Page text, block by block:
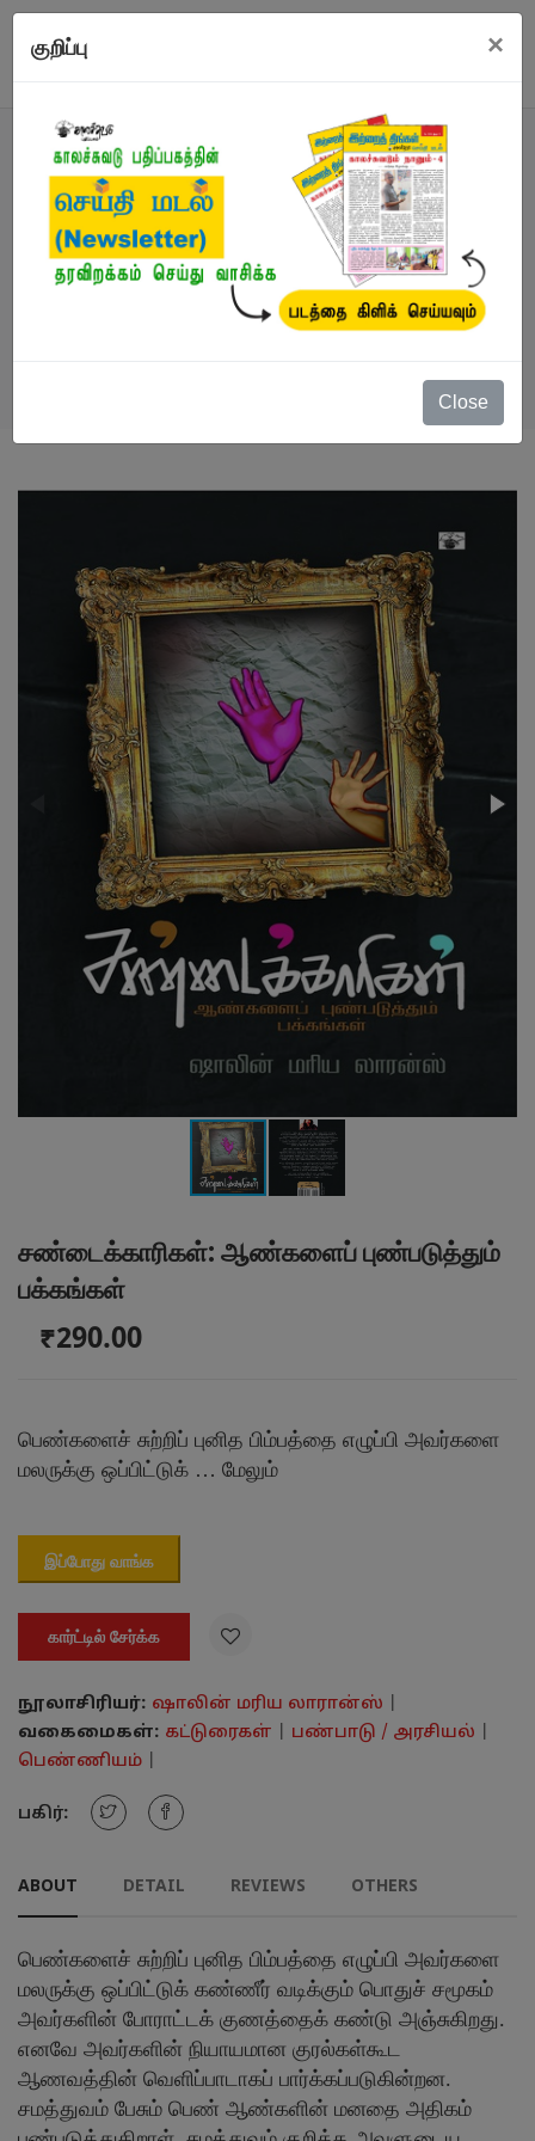
குறிப்பு ×
Close
நூல்கள் / கட்டுரைகள்
சண்டைக்காரிகள்:
ஆண்களைப் புண்படுத்தும் பக்கங்கள்
சண்டைக்காரிகள்: ஆண்களைப் புண்படுத்தும்
பக்கங்கள்
₹290.00
பெண்களைச் சுற்றிப் புனித பிம்பத்தை எழுப்பி அவர்களை
மலருக்கு ஒப்பிட்டுக் … மேலும்
இப்போது வாங்க
கார்ட்டில் சேர்க்க 
நூலாசிரியர்: ஷாலின் மரிய லாரான்ஸ்
வகைமைகள்: கட்டுரைகள் பண்பாடு / அரசியல்
பெண்ணியம்
பகிர்:
ABOUT DETAIL REVIEWS OTHERS
பெண்களைச் சுற்றிப் புனித பிம்பத்தை எழுப்பி அவர்களை
மலருக்கு ஒப்பிட்டுக் கண்ணீர் வடிக்கும் பொதுச் சமூகம்
அவர்களின் போராட்டக் குணத்தைக் கண்டு அஞ்சுகிறது.
எனவே அவர்களின் நியாயமான குரல்கள்கூட
ஆணவத்தின் வெளிப்பாடாகப் பார்க்கப்படுகின்றன.
சமத்துவம் பேசும் பெண் ஆண்களின் மனதை அதிகம்